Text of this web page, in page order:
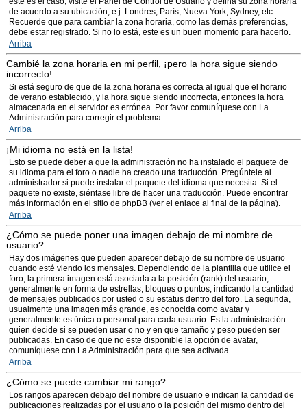
de acuerdo a su ubicación, e.j. Londres, París, Nueva York, Sydney, etc.
Recuerde que para cambiar la zona horaria, como las demás preferencias,
debe estar registrado. Si no lo está, este es un buen momento para hacerlo.
Arriba
Cambié la zona horaria en mi perfil, ¡pero la hora sigue siendo
incorrecto!
Si está seguro de que de la zona horaria es correcta al igual que el horario
de verano establecido, y la hora sigue siendo incorrecta, entonces la hora
almacenada en el servidor es errónea. Por favor comuníquese con La
Administración para corregir el problema.
Arriba
¡Mi idioma no está en la lista!
Esto se puede deber a que la administración no ha instalado el paquete de
su idioma para el foro o nadie ha creado una traducción. Pregúntele al
administrador si puede instalar el paquete del idioma que necesita. Si el
paquete no existe, siéntase libre de hacer una traducción. Puede encontrar
más información en el sitio de phpBB (ver el enlace al final de la página).
Arriba
¿Cómo se puede poner una imagen debajo de mi nombre de
usuario?
Hay dos imágenes que pueden aparecer debajo de su nombre de usuario
cuando esté viendo los mensajes. Dependiendo de la plantilla que utilice el
foro, la primera imagen está asociada a la posición (rank) del usuario,
generalmente en forma de estrellas, bloques o puntos, indicando la cantidad
de mensajes publicados por usted o su estatus dentro del foro. La segunda,
usualmente una imagen más grande, es conocida como avatar y
generalmente es única o personal para cada usuario. Es la administración
quien decide si se pueden usar o no y en que tamaño y peso pueden ser
publicadas. En caso de que no este disponible la opción de avatar,
comuníquese con La Administración para que sea activada.
Arriba
¿Cómo se puede cambiar mi rango?
Los rangos aparecen debajo del nombre de usuario e indican la cantidad de
publicaciones realizadas por el usuario o la posición del mismo dentro del